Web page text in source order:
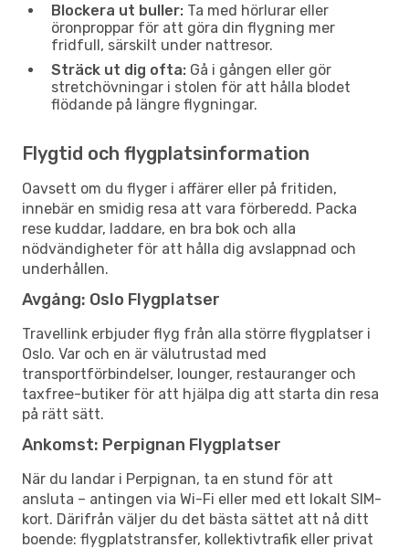
Blockera ut buller: Ta med hörlurar eller
öronproppar för att göra din flygning mer
fridfull, särskilt under nattresor.
Sträck ut dig ofta: Gå i gången eller gör
stretchövningar i stolen för att hålla blodet
flödande på längre flygningar.
Flygtid och flygplatsinformation
Oavsett om du flyger i affärer eller på fritiden,
innebär en smidig resa att vara förberedd. Packa
rese kuddar, laddare, en bra bok och alla
nödvändigheter för att hålla dig avslappnad och
underhållen.
Avgång: Oslo Flygplatser
Travellink erbjuder flyg från alla större flygplatser i
Oslo. Var och en är välutrustad med
transportförbindelser, lounger, restauranger och
taxfree-butiker för att hjälpa dig att starta din resa
på rätt sätt.
Ankomst: Perpignan Flygplatser
När du landar i Perpignan, ta en stund för att
ansluta – antingen via Wi-Fi eller med ett lokalt SIM-
kort. Därifrån väljer du det bästa sättet att nå ditt
boende: flygplatstransfer, kollektivtrafik eller privat